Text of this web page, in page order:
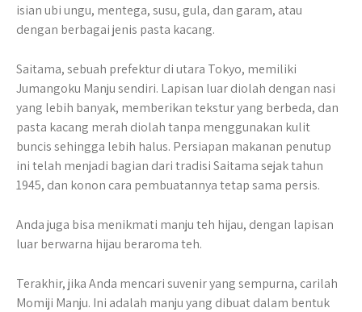
isian ubi ungu, mentega, susu, gula, dan garam, atau
dengan berbagai jenis pasta kacang.
Saitama, sebuah prefektur di utara Tokyo, memiliki
Jumangoku Manju sendiri. Lapisan luar diolah dengan nasi
yang lebih banyak, memberikan tekstur yang berbeda, dan
pasta kacang merah diolah tanpa menggunakan kulit
buncis sehingga lebih halus. Persiapan makanan penutup
ini telah menjadi bagian dari tradisi Saitama sejak tahun
1945, dan konon cara pembuatannya tetap sama persis.
Anda juga bisa menikmati manju teh hijau, dengan lapisan
luar berwarna hijau beraroma teh.
Terakhir, jika Anda mencari suvenir yang sempurna, carilah
Momiji Manju. Ini adalah manju yang dibuat dalam bentuk